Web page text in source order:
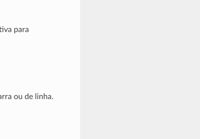
para
ou de linha.